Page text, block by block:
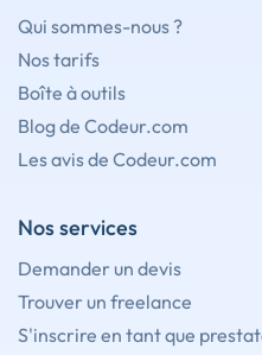
Qui sommes-nous ?
Nos tarifs
Boîte à outils
Blog de Codeur.com
Les avis de Codeur.com
Nos services
Demander un devis
Trouver un freelance
S'inscrire en tant que